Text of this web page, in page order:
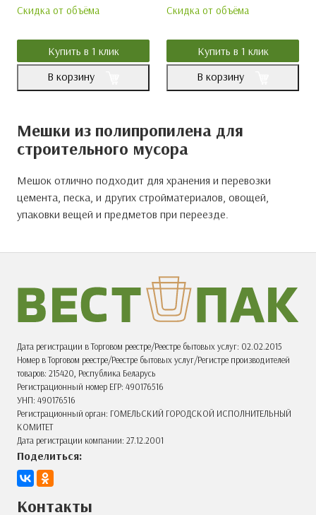
Мешки из полипропилена для
строительного мусора
Мешок отлично подходит для хранения и перевозки
цемента, песка, и других стройматериалов, овощей,
упаковки вещей и предметов при переезде.
Скидка от объёма
Купить в 1 клик
В корзину
Скидка от объёма
Купить в 1 клик
В корзину
Дата регистрации в Торговом реестре/Реестре бытовых услуг: 02.02.2015
Номер в Торговом реестре/Реестре бытовых услуг/Регистре производителей
товаров: 215420, Республика Беларусь
Регистрационный номер ЕГР: 490176516
УНП: 490176516
Регистрационный орган: ГОМЕЛЬСКИЙ ГОРОДСКОЙ ИСПОЛНИТЕЛЬНЫЙ
КОМИТЕТ
Дата регистрации компании: 27.12.2001
Поделиться:
Контакты